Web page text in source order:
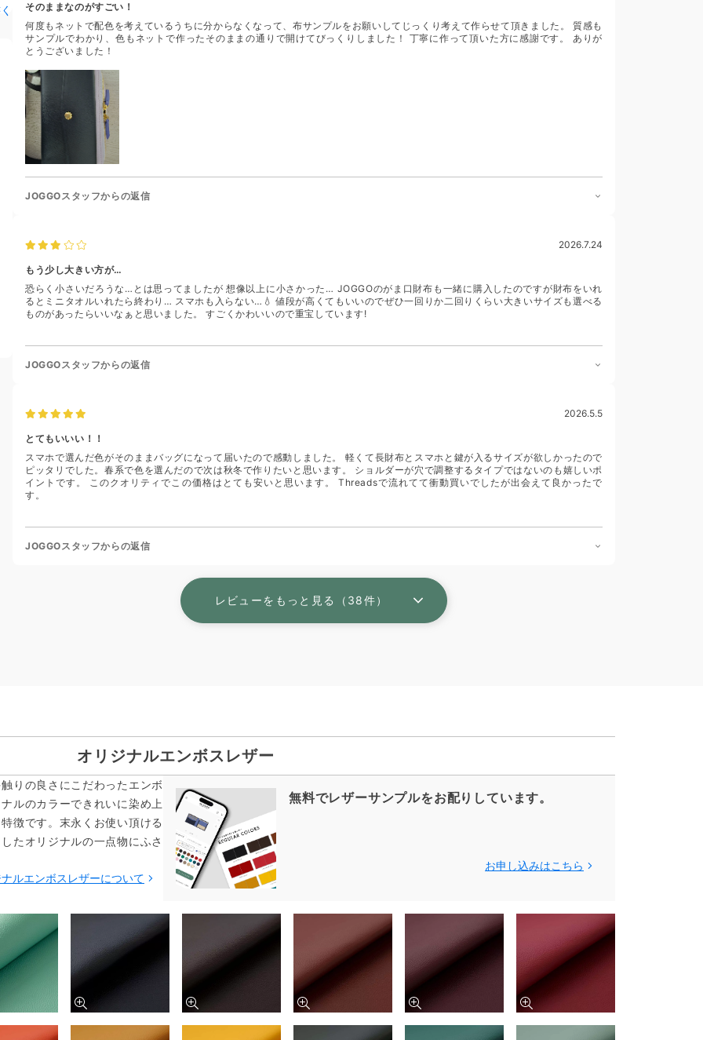
そのままなのがすごい！
何度もネットで配色を考えているうちに分からなくなって、布サンプルをお願いしてじっくり考えて作らせて頂きました。 質感も
サンプルでわかり、色もネットで作ったそのままの通りで開けてびっくりしました！ 丁寧に作って頂いた方に感謝です。 ありが
とうございました！
JOGGOスタッフからの返信
2026.7.24
もう少し大きい方が…
恐らく小さいだろうな…とは思ってましたが 想像以上に小さかった… JOGGOのがま口財布も一緒に購入したのですが財布をいれ
るとミニタオルいれたら終わり… スマホも入らない…💧 値段が高くてもいいのでぜひ一回りか二回りくらい大きいサイズも選べる
ものがあったらいいなぁと思いました。 すごくかわいいので重宝しています!
JOGGOスタッフからの返信
2026.5.5
とてもいいい！！
スマホで選んだ色がそのままバッグになって届いたので感動しました。 軽くて長財布とスマホと鍵が入るサイズが欲しかったので
ピッタリでした。春系で色を選んだので次は秋冬で作りたいと思います。 ショルダーが穴で調整するタイプではないのも嬉しいポ
イントです。 このクオリティでこの価格はとても安いと思います。 Threadsで流れてて衝動買いでしたが出会えて良かったで
す。
JOGGOスタッフからの返信
レビューをもっと見る（38件）
オリジナルエンボスレザー
りの良さにこだわったエンボ
ルのカラーできれいに染め上
徴です。末永くお使い頂ける
たオリジナルの一点物にふさ
ルエンボスレザーについて
無料でレザーサンプルをお配りしています。
お申し込みはこちら